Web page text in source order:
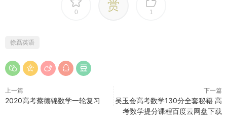
0 赏 1
徐磊英语
上一篇
2020高考蔡德锦数学一轮复习
下一篇
吴玉会高考数学130分全套秘籍 高
考数学提分课程百度云网盘下载